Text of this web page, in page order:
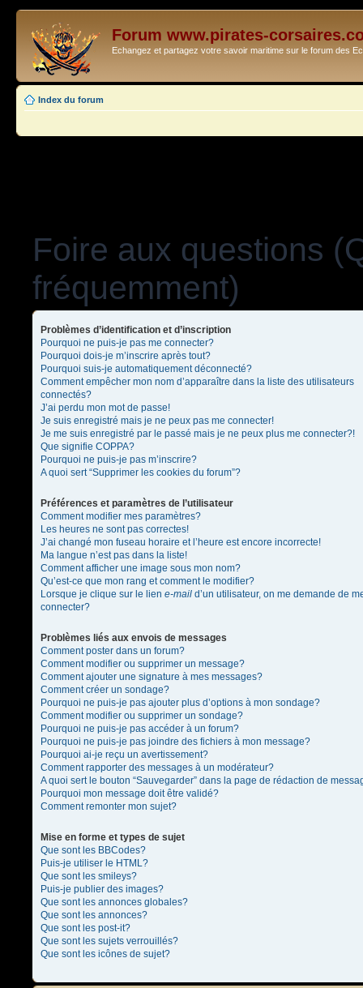
Forum www.pirates-
Echangez et partagez votre savoir maritime sur le forum des
Index du forum
Foire aux questions
fréquemment)
Problèmes d’identification et d’inscription
Pourquoi ne puis-je pas me connecter?
Pourquoi dois-je m’inscrire après tout?
Pourquoi suis-je automatiquement déconnecté?
Comment empêcher mon nom d’apparaître dans la liste des utilisateurs
connectés?
J’ai perdu mon mot de passe!
Je suis enregistré mais je ne peux pas me connecter!
Je me suis enregistré par le passé mais je ne peux plus me connecter?!
Que signifie COPPA?
Pourquoi ne puis-je pas m’inscrire?
A quoi sert “Supprimer les cookies du forum”?
Préférences et paramètres de l’utilisateur
Comment modifier mes paramètres?
Les heures ne sont pas correctes!
J’ai changé mon fuseau horaire et l’heure est encore incorrecte!
Ma langue n’est pas dans la liste!
Comment afficher une image sous mon nom?
Qu’est-ce que mon rang et comment le modifier?
Lorsque je clique sur le lien e-mail d’un utilisateur, on me demande de
connecter?
Problèmes liés aux envois de messages
Comment poster dans un forum?
Comment modifier ou supprimer un message?
Comment ajouter une signature à mes messages?
Comment créer un sondage?
Pourquoi ne puis-je pas ajouter plus d’options à mon sondage?
Comment modifier ou supprimer un sondage?
Pourquoi ne puis-je pas accéder à un forum?
Pourquoi ne puis-je pas joindre des fichiers à mon message?
Pourquoi ai-je reçu un avertissement?
Comment rapporter des messages à un modérateur?
A quoi sert le bouton “Sauvegarder” dans la page de rédaction de
Pourquoi mon message doit être validé?
Comment remonter mon sujet?
Mise en forme et types de sujet
Que sont les BBCodes?
Puis-je utiliser le HTML?
Que sont les smileys?
Puis-je publier des images?
Que sont les annonces globales?
Que sont les annonces?
Que sont les post-it?
Que sont les sujets verrouillés?
Que sont les icônes de sujet?